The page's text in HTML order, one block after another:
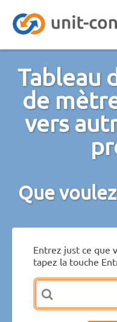
Tableau
de
vers
Que
Entrez just ce que
tapez la touche